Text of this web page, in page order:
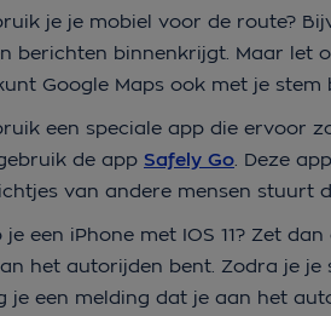
je je mobiel voor de route?
berichten binnenkrijgt. Maar let
Google Maps ook met je
een speciale app die ervoor
de app Safely Go. Deze
van andere mensen stuurt
je een iPhone met IOS 11? Zet dan
het autorijden bent. Zodra je
je een melding dat je aan het